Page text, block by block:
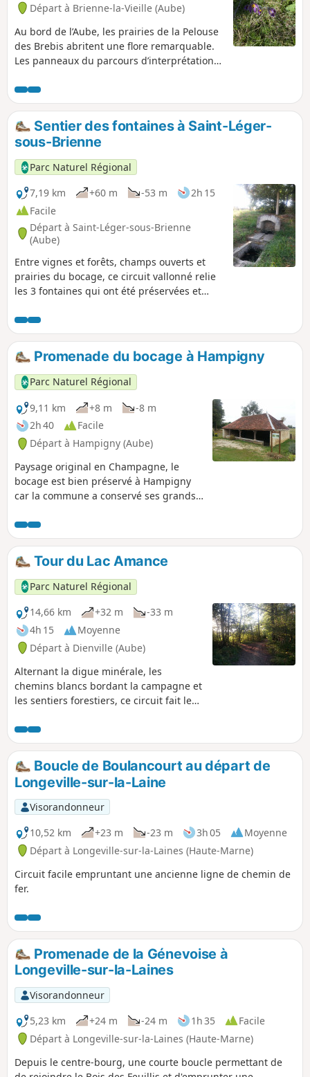
Départ à Brienne-la-Vieille (Aube)
Au bord de l’Aube, les prairies de la Pelouse
des Brebis abritent une flore remarquable.
Les panneaux du parcours d’interprétation
cet espace naturel préservé et classé Natura
2000.
Sentier des fontaines à Saint-Léger-
sous-Brienne
Parc Naturel Régional
7,19 km
+60 m -53 m
2h 15
Facile
Départ à Saint-Léger-sous-Brienne
(Aube)
Entre vignes et forêts, champs ouverts et
prairies du bocage, ce circuit vallonné relie
les 3 fontaines qui ont été préservées et
commune.
Promenade du bocage à Hampigny
Parc Naturel Régional
9,11 km
+8 m
-8 m
2h 40
Facile
Départ à Hampigny (Aube)
Paysage original en Champagne, le
bocage est bien préservé à Hampigny
car la commune a conservé ses grands
Voire. Quelques panneaux
d’interprétation expliquent la faune, les
activités agricoles et la préservation du
site classé Natura 2000.
Tour du Lac Amance
Parc Naturel Régional
14,66 km
+32 m
-33 m
4h 15
Moyenne
Départ à Dienville (Aube)
Alternant la digue minérale, les
chemins blancs bordant la campagne et
les sentiers forestiers, ce circuit fait le
ses atouts parfois secrets.
Boucle de Boulancourt au départ de
Longeville-sur-la-Laine
Visorandonneur
10,52 km
+23 m -23 m 3h 05
Moyenne
Départ à Longeville-sur-la-Laines (Haute-Marne)
Circuit facile empruntant une ancienne ligne de chemin de
fer.
Promenade de la Génevoise à
Longeville-sur-la-Laines
Visorandonneur
5,23 km
+24 m -24 m 1h 35
Facile
Départ à Longeville-sur-la-Laines (Haute-Marne)
Depuis le centre-bourg, une courte boucle permettant de